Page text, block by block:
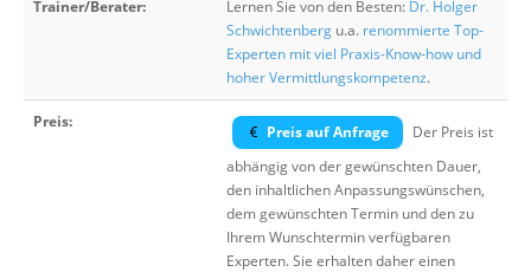
Trainer/Berater: Lernen Sie von den Besten: Dr. Holger
Schwichtenberg u.a. renommierte Top-
Experten mit viel Praxis-Know-how und
hoher Vermittlungskompetenz.
Preis:
Preis auf Anfrage
Der Preis ist
abhängig von der gewünschten Dauer,
den inhaltlichen Anpassungswünschen,
dem gewünschten Termin und den zu
Ihrem Wunschtermin verfügbaren
Experten. Sie erhalten daher einen